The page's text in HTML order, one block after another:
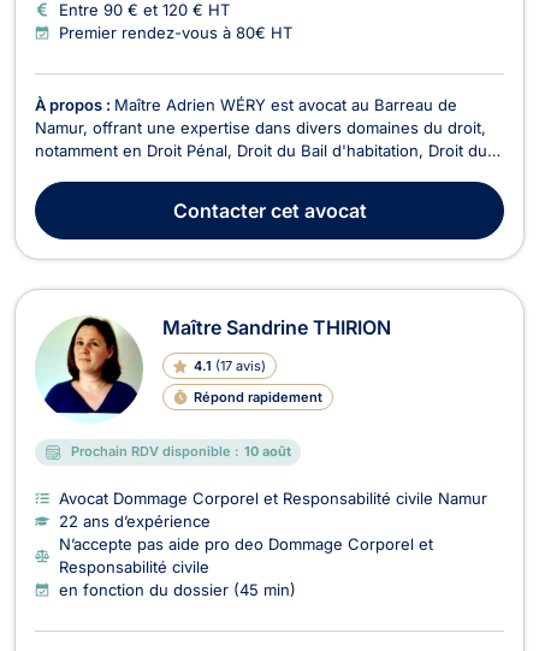
Entre 90 € et 120 € HT
Premier rendez-vous à 80€ HT
À propos : Maître Adrien WÉRY est avocat au Barreau de
Namur, offrant une expertise dans divers domaines du droit,
notamment en Droit Pénal, Droit du Bail d'habitation, Droit du
(droit des contrats et obligations), Troubles du Voisinage. Son
cabinet, situé au centr...Contactercet avocat
Maître Sandrine THIRION
4.1 (17 avis)
Répond rapidement
Prochain RDV disponible : 10 août
Avocat Dommage Corporel et Responsabilité civile Namur
22 ans d’expérience
N’accepte pas aide pro deo Dommage Corporel et
Responsabilité civile
en fonction du dossier (45 min)